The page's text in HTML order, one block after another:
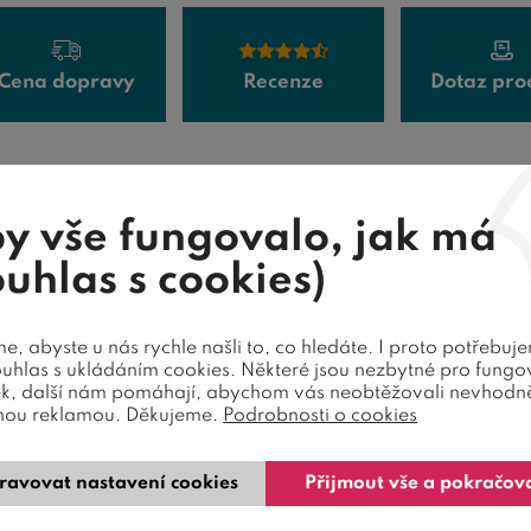
dopravy Recenze Dotaz
z kombinace kvalitního lamina a masivu buku.
designem.Nohy postele, úchytky zásuvek a
z kvalitního bílého lamina
provedení. Tato kombinace zaujme
vše fungovalo, jak má
s cookies)
abyste u nás rychle našli to, co hledáte. I proto
s ukládáním cookies. Některé jsou nezbytné pro
další nám pomáhají, abychom vás neobtěžovali
reklamou. Děkujeme. Podrobnosti o cookies
nastavení cookies Přijmout vše a